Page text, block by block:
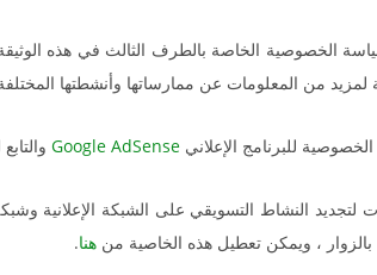
الخصوصية الخاصة بالطرف الثالث في هذه
لمزيد من المعلومات عن ممارساتها وأنشطتها
للبرنامج الإعلاني Google AdSense
لتجديد النشاط التسويقي على الشبكة الإعلانية
بالزوار ، ويمكن تعطيل هذه الخاصية من هنا.